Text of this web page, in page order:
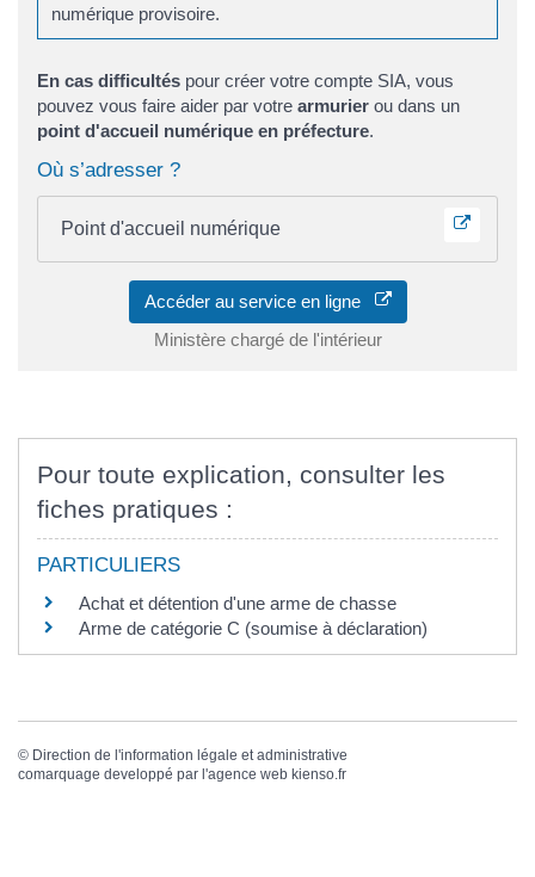
numérique provisoire.
En cas difficultés pour créer votre compte SIA, vous
pouvez vous faire aider par votre armurier ou dans un
point d'accueil numérique en préfecture.
Où s’adresser ?
Point d'accueil numérique
Accéder au service en ligne
Ministère chargé de l'intérieur
Pour toute explication, consulter les
fiches pratiques :
PARTICULIERS
Achat et détention d'une arme de chasse
Arme de catégorie C (soumise à déclaration)
© Direction de l'information légale et administrative
comarquage developpé par l'agence web kienso.fr